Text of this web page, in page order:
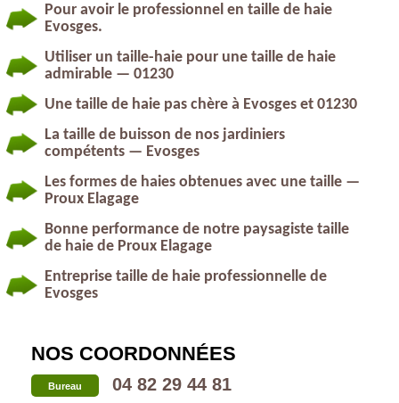
Pour avoir le professionnel en taille de haie
Evosges.
Utiliser un taille-haie pour une taille de haie
admirable — 01230
Une taille de haie pas chère à Evosges et 01230
La taille de buisson de nos jardiniers
compétents — Evosges
Les formes de haies obtenues avec une taille —
Proux Elagage
Bonne performance de notre paysagiste taille
de haie de Proux Elagage
Entreprise taille de haie professionnelle de
Evosges
NOS COORDONNÉES
Bureau 04 82 29 44 81